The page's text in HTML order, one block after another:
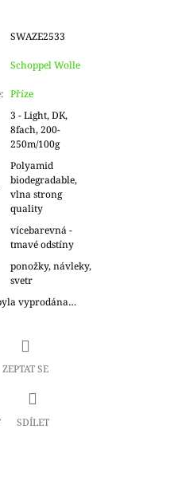
SWAZE2533
Schoppel Wolle
: Příze
3 - Light, DK,
8fach, 200-
250m/100g
Polyamid
biodegradable,
vlna strong
quality
vícebarevná -
tmavé odstíny
ponožky, návleky,
svetr
vyprodána…
ZEPTAT SE
SDÍLET